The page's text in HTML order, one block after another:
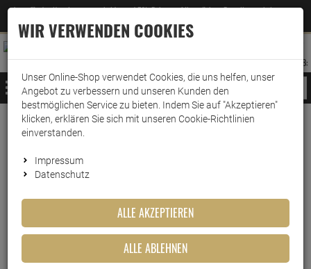
Jetzt für den Newsletter entscheiden und 5% Rabatt auf Ihre nächste Bestellung erhalten
–Zum Newsletter
ANMELDEN
AUFKLAPPEN
MERKZETTEL
WARENKORB:
MENÜ
Weiter einkaufen www.wark24.de Leben & Wohnen
Baumarkt
Insektenschutz
Raid Fliegen-Fänger
10011054
WIR VERWENDEN COOKIES
Unser Online-Shop verwendet Cookies, die uns helfen, unser
Angebot zu verbessern und unseren Kunden den
bestmöglichen Service zu bieten. Indem Sie auf "Akzeptieren"
klicken, erklären Sie sich mit unseren Cookie-Richtlinien
einverstanden.
Impressum
Datenschutz
ALLE AKZEPTIEREN
ALLE ABLEHNEN